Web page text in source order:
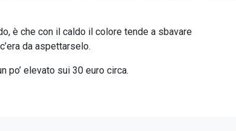
è che con il caldo il colore tende a sbavare
da aspettarselo.
elevato sui 30 euro circa.